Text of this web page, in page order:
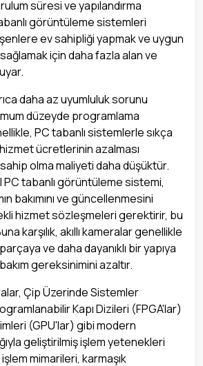
süresi ve yapılandırma
görüntüleme sistemleri
ev sahipliği yapmak ve uygun
için daha fazla alan ve
daha az uyumluluk sorunu
düzeyde programlama
PC tabanlı sistemlerle sıkça
hizmet ücretlerinin azalması
olma maliyeti daha düşüktür.
tabanlı görüntüleme sistemi,
bakımını ve güncellenmesini
hizmet sözleşmeleri gerektirir, bu
karşılık, akıllı kameralar genellikle
ve daha dayanıklı bir yapıya
gereksinimini azaltır.
Çip Üzerinde Sistemler
Kapı Dizileri (FPGA'lar)
(GPU'lar) gibi modern
geliştirilmiş işlem yetenekleri
mimarileri, karmaşık